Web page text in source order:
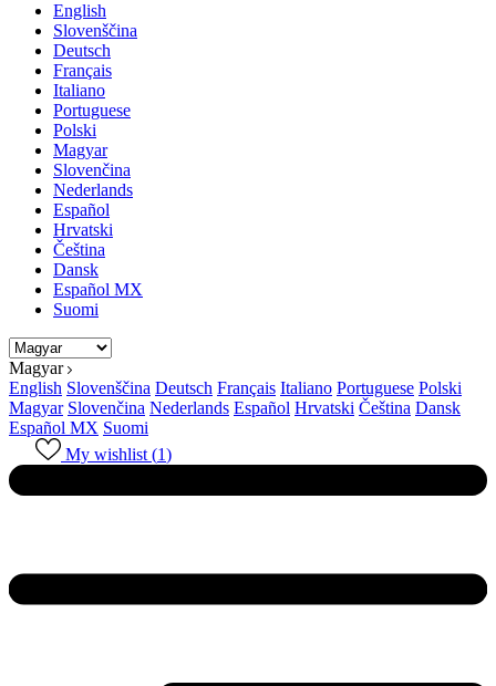
English
Slovenščina
Deutsch
Français
Italiano
Portuguese
Polski
Magyar
Slovenčina
Nederlands
Español
Hrvatski
Čeština
Dansk
Español MX
Suomi
Magyar
English Slovenščina Deutsch Français Italiano Portuguese Polski
Magyar Slovenčina Nederlands Español Hrvatski Čeština Dansk
Español MX Suomi
My wishlist (1)